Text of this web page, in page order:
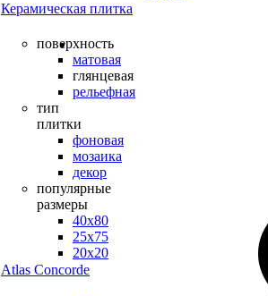
Керамическая плитка
поверхность
матовая
глянцевая
рельефная
тип
плитки
фоновая
мозаика
декор
популярные
размеры
40х80
25х75
20х20
Atlas Concorde